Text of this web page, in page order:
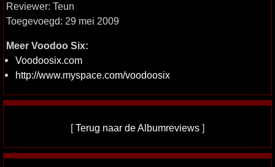
Reviewer: Teun
Toegevoegd: 29 mei 2009
Meer Voodoo Six:
Voodoosix.com
http://www.myspace.com/voodoosix
[Terug naar de Albumreviews ]